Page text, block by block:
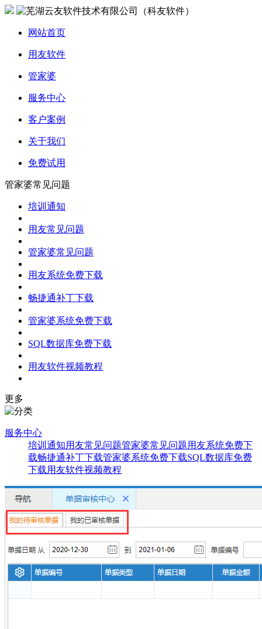
网站首页
用友软件
管家婆
服务中心
客户案例
关于我们
免费试用
管家婆常见问题
培训通知
用友常见问题
管家婆常见问题
用友系统免费下载
畅捷通补丁下载
管家婆系统免费下载
SQL数据库免费下载
用友软件视频教程
更多
服务中心
培训通知用友常见问题管家婆常见问题用友系统免费下
载畅捷通补丁下载管家婆系统免费下载SQL数据库免费
下载用友软件视频教程